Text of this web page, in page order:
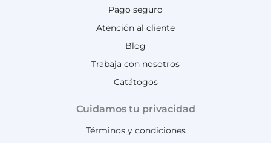
Pago seguro
Atención al cliente
Blog
Trabaja con nosotros
Catátogos
Cuidamos tu privacidad
Términos y condiciones